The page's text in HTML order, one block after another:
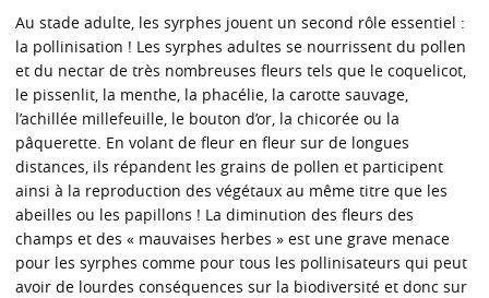
Au stade adulte, les syrphes jouent un second rôle essentiel :
la pollinisation ! Les syrphes adultes se nourrissent du pollen
et du nectar de très nombreuses fleurs tels que le coquelicot,
le pissenlit, la menthe, la phacélie, la carotte sauvage,
l’achillée millefeuille, le bouton d’or, la chicorée ou la
pâquerette. En volant de fleur en fleur sur de longues
distances, ils répandent les grains de pollen et participent
ainsi à la reproduction des végétaux au même titre que les
abeilles ou les papillons ! La diminution des fleurs des
champs et des « mauvaises herbes » est une grave menace
pour les syrphes comme pour tous les pollinisateurs qui peut
avoir de lourdes conséquences sur la biodiversité et donc sur